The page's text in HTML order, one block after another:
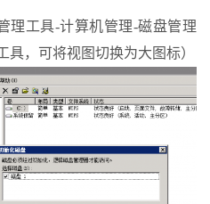
理工具-计算机管理-磁盘管理
具，可将视图切换为大图标）